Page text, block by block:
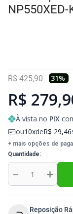
Sony Vaio
Sony Vaio
Caddy para SSD
NP550XED-
R$ 425,90 31%
R$
À vista no PIX
ou10 deR$ 29,46
+ mais opções de
Quantidade
＋
－
Reposição